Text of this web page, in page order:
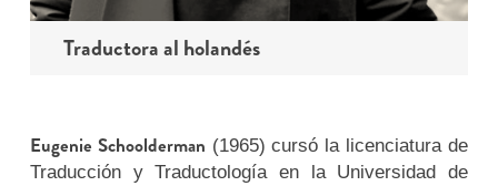
Traductora al holandés
Eugenie Schoolderman (1965) cursó la licenciatura de
Traducción y Traductología en la Universidad de